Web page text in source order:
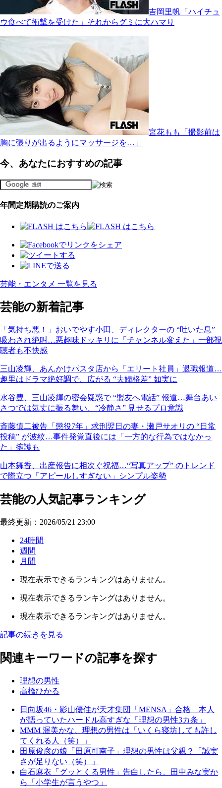
吉岡里帆「ハイチュ
ウ食べて衝撃を受けた」それからグミに大ハマり
宮花もも「撮影前は
胸に張りが出るようにマッサージを…」
今、あなたにおすすめの記事
年間定期購読のご案内
芸能・エンタメ 一覧を見る
芸能の新着記事
「気持ち悪！」おいでやす小田、ディレクターの “吐いた息”
吸わされ絶叫…悪趣味ドッキリに「チャンネル変えた」一部視
聴者も不快感
三山凌輝、あんかけパスタ店から「エリート社員」退職報道…
趣里はドラマ絶好調で、広がる “夫婦格差” 如実に
水谷豊、三山凌輝の密会疑惑で “盟友へ電話” 報道…舞台あい
さつでは気丈に振る舞い、“冷静さ” 見せるプロ意識
斉藤慎二被告「懲役7年」求刑翌日の妻・瀬戸サオリの “日常
投稿” が波紋…事件発覚直後には「一方的な行為ではなかっ
た」擁護も
山本舞香、出産報告に相次ぐ祝福…“写真アップ” のトレンド
で際立つ「アピールしすぎない」シンプル姿勢
芸能の人気記事ランキング
最終更新：2026/05/21 23:00
24時間
週間
月間
現在表示できるランキングはありません。
現在表示できるランキングはありません。
現在表示できるランキングはありません。
記事の続きを見る
関連キーワードの記事を探す
理想の男性
高橋ひかる
日向坂46・影山優佳が天才集団「MENSA」合格 本人
が語っていたハードル高すぎな「理想の男性3カ条」
MMM 渥美かな、理想の男性は「いくら寝坊しても許し
てくれる人（笑）」
田原俊彦の娘「田原可南子」理想の男性は父親？「誠実
さが足りない（笑）」
白石麻衣「グッとくる男性」告白したら、田中みな実か
ら「小学生が言うやつ」